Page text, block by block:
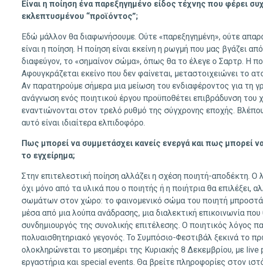
Είναι η ποίηση ένα παρεξηγημένο είδος τέχνης που φέρει
εκλεπτυσμένου “προϊόντος”;
Εδώ μάλλον θα διαφωνήσουμε. Ούτε «παρεξηγημένη», ούτε
είναι η ποίηση. Η ποίηση είναι εκείνη η ρωγμή που μας βγάζει
διαφεύγον, το «σημαίνον σώμα», όπως θα το έλεγε ο Σαρτρ. Η
Αφουγκράζεται εκείνο που δεν φαίνεται, μεταστοιχειώνει το
Αν παρατηρούμε σήμερα μια μείωση του ενδιαφέροντος για τη
ανάγνωση ενός ποιητικού έργου προϋποθέτει επιβράδυνση του
εναντιώνονται στον τρελό ρυθμό της σύγχρονης εποχής.
αυτό είναι ιδιαίτερα ελπιδοφόρο.
Πως μπορεί να συμμετάσχει κανείς ενεργά και πως μπορεί
το εγχείρημα;
Στην επιτελεστική ποίηση αλλάζει η σχέση ποιητή-αποδέκτη. Ο
όχι μόνο από τα υλικά που ο ποιητής ή η ποιήτρια θα επιλέξει,
σωμάτων στον χώρο: το φαινομενικό σώμα του ποιητή
μέσα από μια λούπα ανάδρασης, μια διαλεκτική επικοινωνία
συνδημιουργός της συνολικής επιτέλεσης. Ο ποιητικός λόγος
πολυαισθητηριακό γεγονός. Το Συμπόσιο-Φεστιβάλ ξεκινά το
ολοκληρώνεται το μεσημέρι της Κυριακής 8 Δεκεμβρίου, με live
εργαστήρια και special events. Θα βρείτε πληροφορίες στον